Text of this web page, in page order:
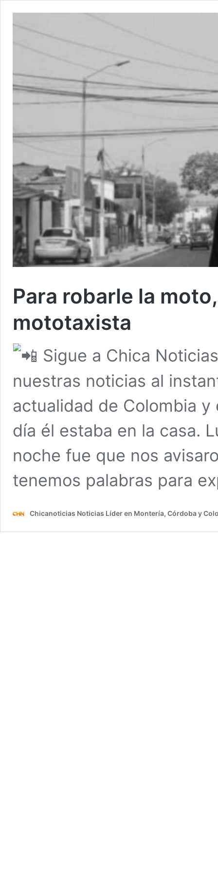
Para robarle la
mototaxista
Sigue a Chica
nuestras noticias al
actualidad de Colombia
día él estaba en la casa.
noche fue que nos
tenemos palabras para
Chicanoticias Noticias Líder en Montería, Córdoba y